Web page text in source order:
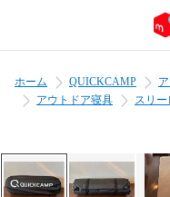
ホーム QUICKCAMP
アウトドア寝具
スリー